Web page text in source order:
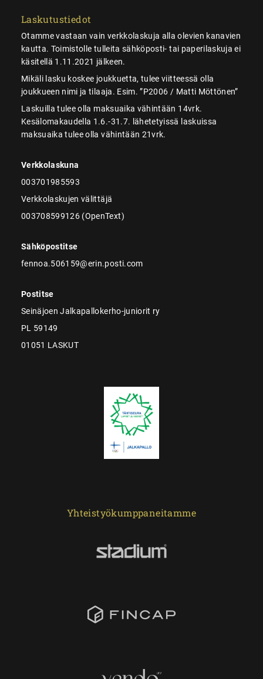
Laskutustiedot
Otamme vastaan vain verkkolaskuja alla olevien kanavien
kautta. Toimistolle tulleita sähköposti- tai paperilaskuja ei
käsitellä 1.11.2021 jälkeen.
Mikäli lasku koskee joukkuetta, tulee viitteessä olla
joukkueen nimi ja tilaaja. Esim. ”P2006 / Matti Möttönen”
Laskuilla tulee olla maksuaika vähintään 14vrk.
Kesälomakaudella 1.6.-31.7. lähetetyissä laskuissa
maksuaika tulee olla vähintään 21vrk.
Verkkolaskuna
003701985593
Verkkolaskujen välittäjä
003708599126 (OpenText)
Sähköpostitse
fennoa.506159@erin.posti.com
Postitse
Seinäjoen Jalkapallokerho-juniorit ry
PL 59149
01051 LASKUT
Yhteistyökumppaneitamme